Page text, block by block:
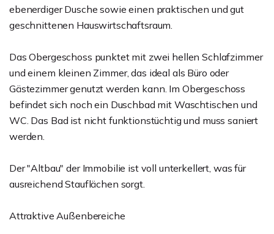
ebenerdiger Dusche sowie einen praktischen und gut
geschnittenen Hauswirtschaftsraum.
Das Obergeschoss punktet mit zwei hellen Schlafzimmer
und einem kleinen Zimmer, das ideal als Büro oder
Gästezimmer genutzt werden kann. Im Obergeschoss
befindet sich noch ein Duschbad mit Waschtischen und
WC. Das Bad ist nicht funktionstüchtig und muss saniert
werden.
Der "Altbau" der Immobilie ist voll unterkellert, was für
ausreichend Stauflächen sorgt.
Attraktive Außenbereiche